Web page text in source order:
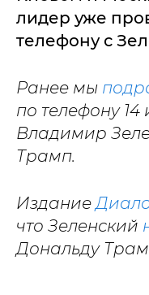
лидер уже
телефону с
Ранее мы
по телефону
Владимир
Трамп.
Издание
что Зеленский
Дональду